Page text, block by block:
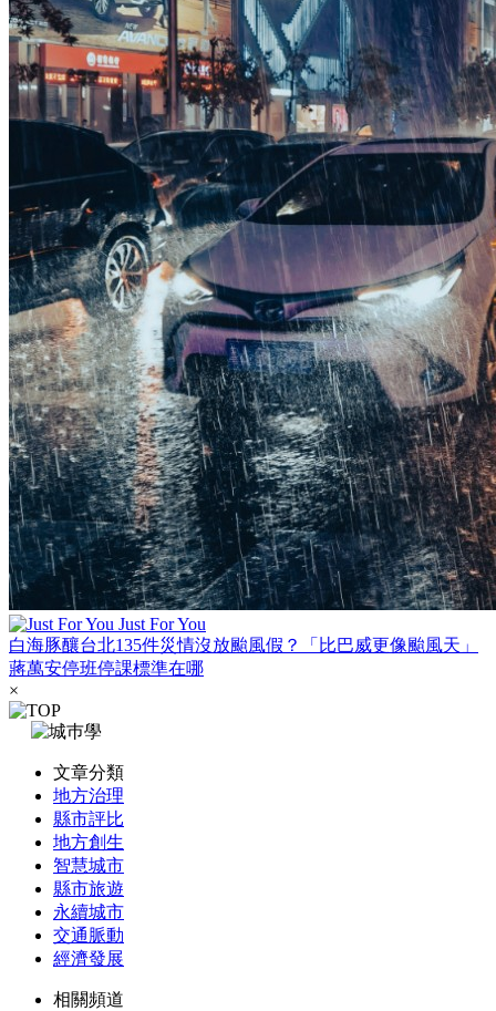
Just For You
白海豚釀台北135件災情沒放颱風假？「比巴威更像颱風天」
蔣萬安停班停課標準在哪
×
文章分類
地方治理
縣市評比
地方創生
智慧城市
縣市旅遊
永續城市
交通脈動
經濟發展
相關頻道